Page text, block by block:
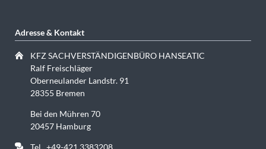
Adresse & Kontakt
KFZ SACHVERSTÄNDIGENBÜRO HANSEATIC
Ralf Freischläger
Oberneulander Landstr. 91
28355 Bremen
Bei den Mühren 70
20457 Hamburg
Tel. +49-421 3383208